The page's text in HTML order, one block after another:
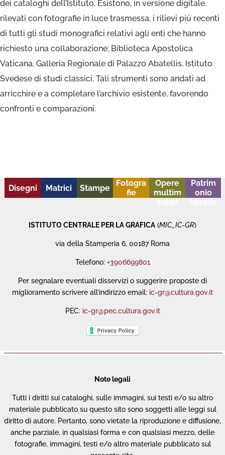
dei cataloghi dell’Istituto. Esistono, in versione digitale,
rilevati con fotografie in luce trasmessa, i rilievi più recenti
di tutti gli studi monografici relativi agli enti che hanno
richiesto una collaborazione: Biblioteca Apostolica
Vaticana, Galleria Regionale di Palazzo Abatellis, Istituto
Svedese di studi classici. Tali strumenti sono andati ad
arricchire e a completare l’archivio esistente, favorendo
confronti e comparazioni.
Disegni Matrici Stampe
Fotogra
fie
Opere
multim
Patrim
onio
ISTITUTO CENTRALE PER LA GRAFICA (MIC_IC-GR)
via della Stamperia 6, 00187 Roma
Telefono: +3906699801
Per segnalare eventuali disservizi o suggerire proposte di
miglioramento scrivere all’indirizzo email: ic-gr@cultura.gov.it
PEC: ic-gr@pec.cultura.gov.it
Note legali
Tutti i diritti sui cataloghi, sulle immagini, sui testi e/o su altro
materiale pubblicato su questo sito sono soggetti alle leggi sul
diritto di autore. Pertanto, sono vietate la riproduzione e diffusione,
anche parziale, in qualsiasi forma e con qualsiasi mezzo, delle
fotografie, immagini, testi e/o altro materiale pubblicato sul